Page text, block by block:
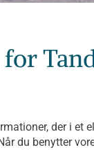
der i et
du benytter